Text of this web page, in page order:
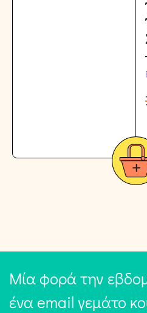
Μία φορά την
ένα email γεμάτο